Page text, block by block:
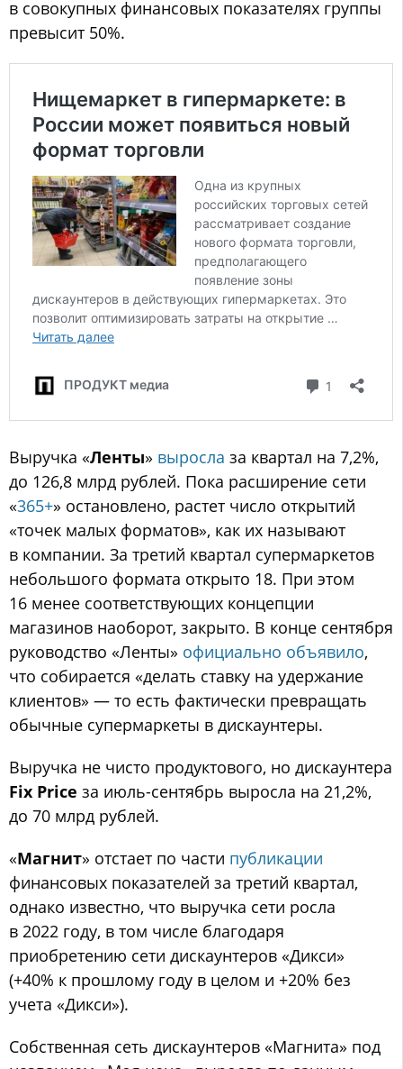
в совокупных финансовых показателях группы
превысит 50%.
Выручка «Ленты» выросла за квартал на 7,2%,
до 126,8 млрд рублей. Пока расширение сети
«365+» остановлено, растет число открытий
«точек малых форматов», как их называют
в компании. За третий квартал супермаркетов
небольшого формата открыто 18. При этом
16 менее соответствующих концепции
магазинов наоборот, закрыто. В конце сентября
руководство «Ленты» официально объявило,
что собирается «делать ставку на удержание
клиентов» — то есть фактически превращать
обычные супермаркеты в дискаунтеры.
Выручка не чисто продуктового, но дискаунтера
Fix Price за июль-сентябрь выросла на 21,2%,
до 70 млрд рублей.
«Магнит» отстает по части публикации
финансовых показателей за третий квартал,
однако известно, что выручка сети росла
в 2022 году, в том числе благодаря
приобретению сети дискаунтеров «Дикси»
(+40% к прошлому году в целом и +20% без
учета «Дикси»).
Собственная сеть дискаунтеров «Магнита» под